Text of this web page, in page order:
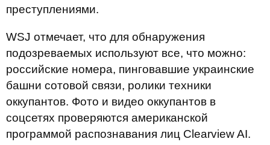
преступлениями.
WSJ отмечает, что для обнаружения
подозреваемых используют все, что можно:
российские номера, пинговавшие украинские
башни сотовой связи, ролики техники
оккупантов. Фото и видео оккупантов в
соцсетях проверяются американской
программой распознавания лиц Clearview AI.